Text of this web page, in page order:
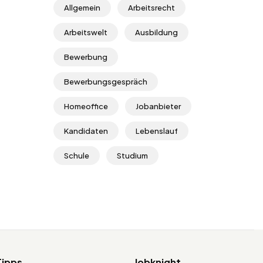
Allgemein Arbeitsrecht
Arbeitswelt Ausbildung
Bewerbung
Bewerbungsgespräch
Homeoffice Jobanbieter
Kandidaten Lebenslauf
Schule Studium